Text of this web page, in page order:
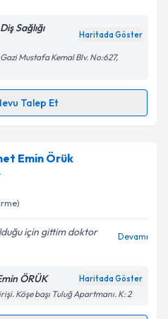
ilişkin
Aydınlatma
kabul ediyorum.
Gönder
Sağlığı
Haritada Göster
Mustafa Kemal Blv. No:627,
Talep Et
takvimi talebi oluşturun.
almanız için bir takvim
ile bilgilendireceğiz.
ilişkin
Aydınlatma
kişisel verilerimin belirtilen
kabul ediyorum.
Emin Örük
için gittim doktor
Devamı
ÖRÜK Haritada Göster
Köşe başı Tuluğ Apartmanı. K: 2